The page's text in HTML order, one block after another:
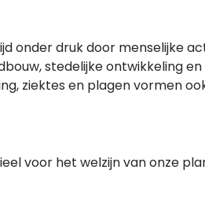
onder druk door menselijke
stedelijke ontwikkeling
ziektes en plagen vormen
voor het welzijn van onze